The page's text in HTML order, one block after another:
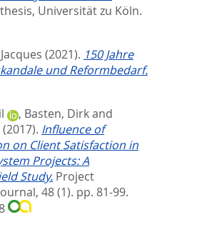
Universität zu Köln.
(2021). 150 Jahre
und Reformbedarf.
, Basten, Dirkand
(2017). Influence of
on Client Satisfaction in
Projects: A
Study. Project
48 (1). pp. 81-99.